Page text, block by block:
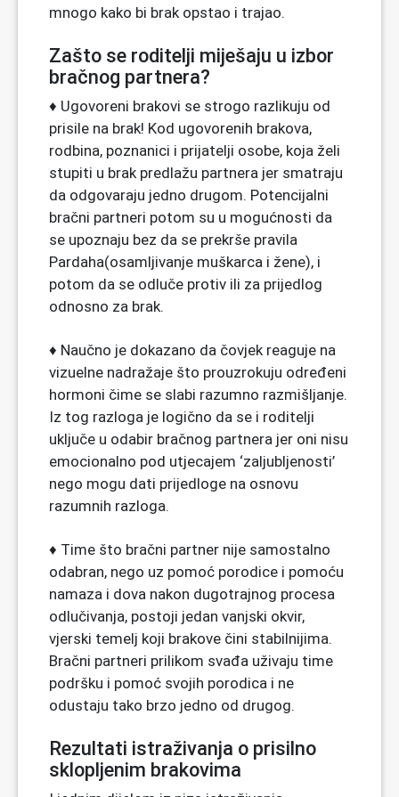
mnogo kako bi brak opstao i trajao.
Zašto se roditelji miješaju u izbor
bračnog partnera?
♦ Ugovoreni brakovi se strogo razlikuju od
prisile na brak! Kod ugovorenih brakova,
rodbina, poznanici i prijatelji osobe, koja želi
stupiti u brak predlažu partnera jer smatraju
da odgovaraju jedno drugom. Potencijalni
bračni partneri potom su u mogućnosti da
se upoznaju bez da se prekrše pravila
Pardaha(osamljivanje muškarca i žene), i
potom da se odluče protiv ili za prijedlog
odnosno za brak.
♦ Naučno je dokazano da čovjek reaguje na
vizuelne nadražaje što prouzrokuju određeni
hormoni čime se slabi razumno razmišljanje.
Iz tog razloga je logično da se i roditelji
uključe u odabir bračnog partnera jer oni nisu
emocionalno pod utjecajem ‘zaljubljenosti’
nego mogu dati prijedloge na osnovu
razumnih razloga.
♦ Time što bračni partner nije samostalno
odabran, nego uz pomoć porodice i pomoću
namaza i dova nakon dugotrajnog procesa
odlučivanja, postoji jedan vanjski okvir,
vjerski temelj koji brakove čini stabilnijima.
Bračni partneri prilikom svađa uživaju time
podršku i pomoć svojih porodica i ne
odustaju tako brzo jedno od drugog.
Rezultati istraživanja o prisilno
sklopljenim brakovima